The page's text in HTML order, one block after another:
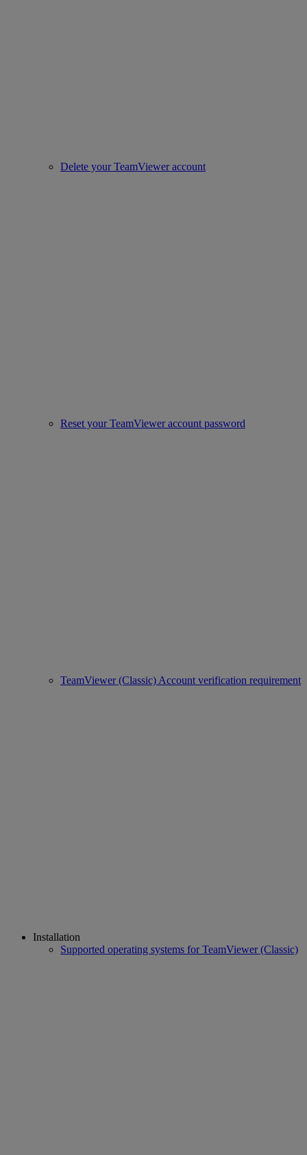
Delete your TeamViewer account
Reset your TeamViewer account password
TeamViewer (Classic) Account verification requirement
Installation
Supported operating systems for TeamViewer (Classic)